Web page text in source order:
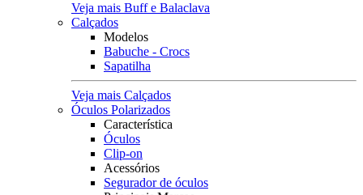
Veja mais Buff e Balaclava
Calçados
Modelos
Babuche - Crocs
Sapatilha
Veja mais Calçados
Óculos Polarizados
Característica
Óculos
Clip-on
Acessórios
Segurador de óculos